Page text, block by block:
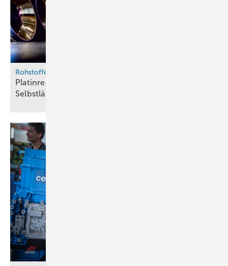
Rohstoffe
Platinrecycling wird kein wirtschaftlicher
Selbstläufer